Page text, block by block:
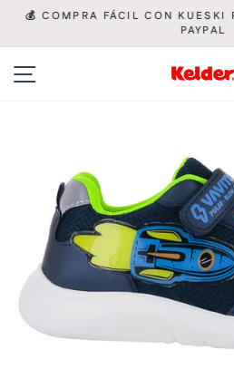
al
contenido
💰 COMPRA FÁCIL CON KUESKI
PAYPAL